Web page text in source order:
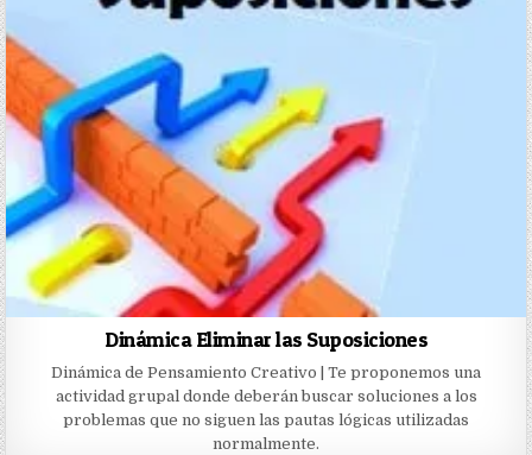
Dinámica Eliminar las Suposiciones
Dinámica de Pensamiento Creativo | Te proponemos una
actividad grupal donde deberán buscar soluciones a los
problemas que no siguen las pautas lógicas utilizadas
normalmente.